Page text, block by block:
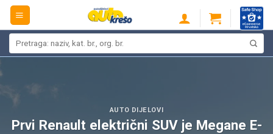
Skip
content
AUTO DIJELOVI
Prvi Renault električni SUV je Megane E-